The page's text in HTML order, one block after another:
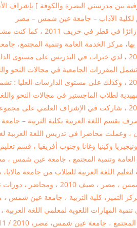
بين مدرستي البصرة والكوفة ] بإشراف
لكلية الآداب – جامعة عين شمس – مصر
عملت أستاذا زائرًا في
بها، مركز الخدمة العامة وتنمية
2008 إلى 2011 ، لدي خبرات في التدريس على
المقررات الجامعية في مجالات النحو
1992 إلى 2013 ، وكذلك على مستوى الدارسات
لطلاب الماجستير في مجالات النحو
2011 إلى 2013 ، شاركت في الإشراف العلمي على
بقسم اللغة العربية بكلية التربية –
، وعملت محاضرا في تدريس اللغة العربية
وكينيا وغانا وجنوب أفريقيا ، قسم تعليم
اللغة العربية للطلاب من جامعة مالايا،
جامعة عين شمس ، مصر ، صيف
المهارات اللغوية لمعلمي اللغة العربية